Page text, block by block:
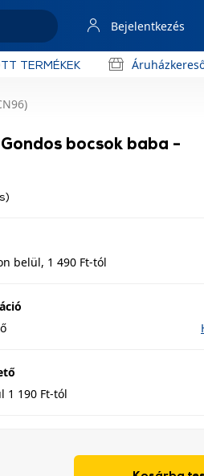
Bejelentkezés
TERMÉKEK
bocsok baba -
belül, 1 490 Ft-tól
1 190 Ft-tól